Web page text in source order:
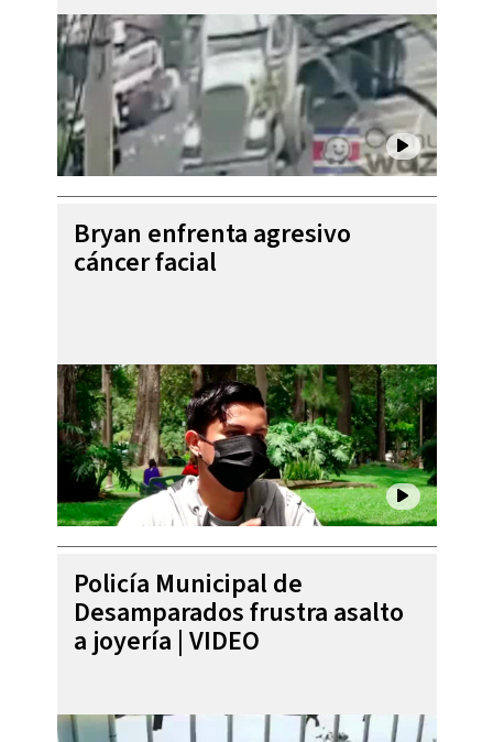
Bryan enfrenta agresivo
cáncer facial
Policía Municipal de
Desamparados frustra asalto
a joyería | VIDEO